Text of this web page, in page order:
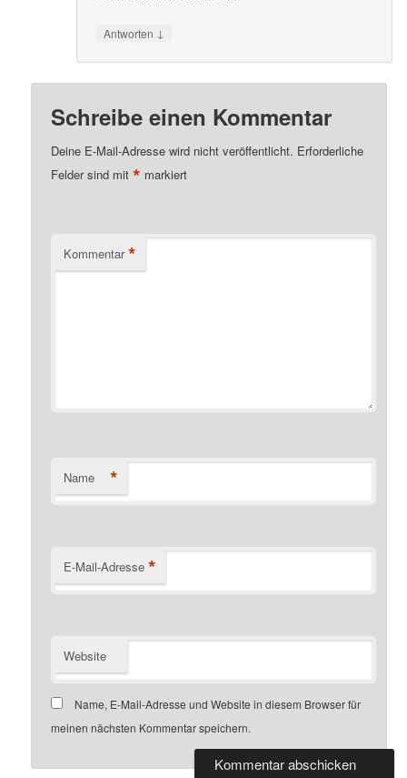
Antworten ↓
Schreibe einen Kommentar
Deine E-Mail-Adresse wird nicht veröffentlicht. Erforderliche
Felder sind mit* markiert
Kommentar *
Name *
E-Mail-Adresse *
Website
Name, E-Mail-Adresse und Website in diesem Browser für
meinen nächsten Kommentar speichern.